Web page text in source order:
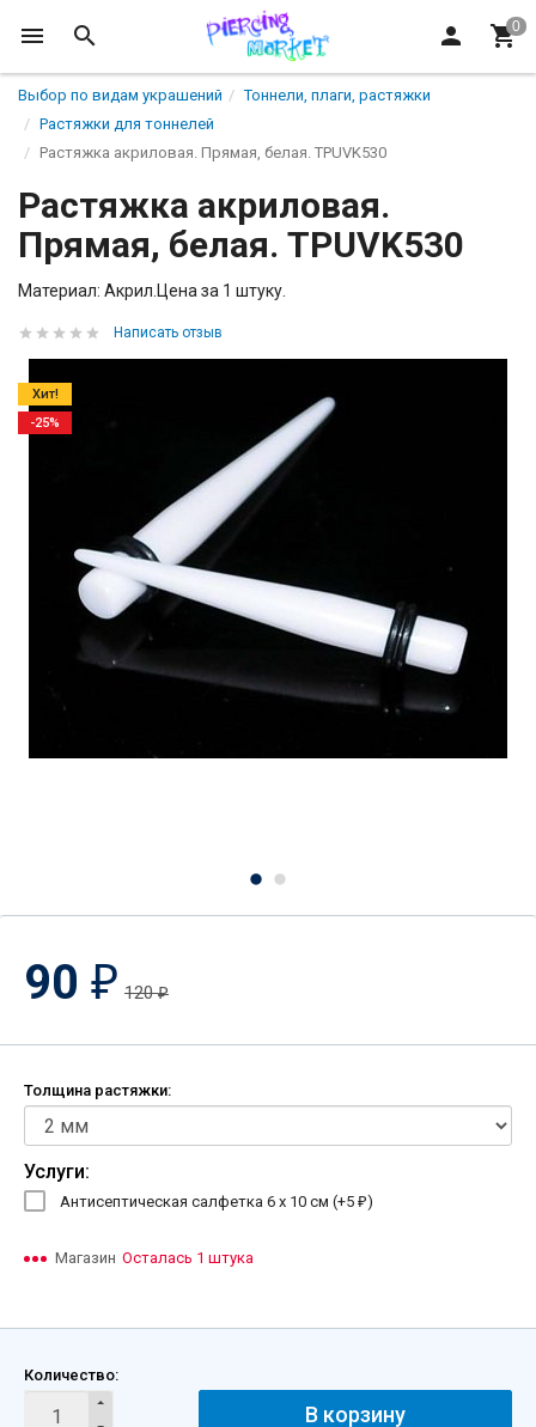
Выбор по видам украшений
Тоннели, плаги, растяжки
Растяжки для тоннелей
Растяжка акриловая. Прямая, белая. TPUVK530
Растяжка акриловая.
Прямая, белая. TPUVK530
Материал: Акрил.Цена за 1 штуку.
Написать отзыв
Хит!
-25%
90 ₽ 120₽
Толщина растяжки:
Услуги:
Антисептическая салфетка 6 х 10 см (+5 ₽)
Магазин Осталась 1 штука
Количество:
В корзину